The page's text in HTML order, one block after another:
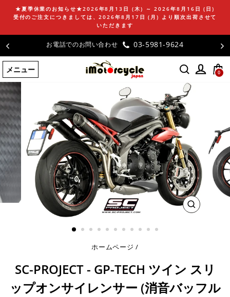
ン
ツ
に
ス
キ
ッ
プ
す
る
★夏季休業のお知らせ★2026年8月13日 (木) ～ 2026年8月16日 (日)
受付のご注文につきましては、2026年8月17日 (月) より順次出荷させて
いただきます
お電話でのお問い合わせ 03-5981-9624
メニュー 0
閉
ホームページ /
SC-PROJECT - GP-TECH ツイン スリ
ップオンサイレンサー (消音バッフル